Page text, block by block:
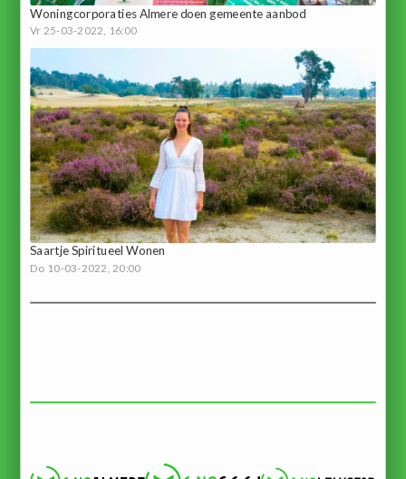
Woningcorporaties Almere doen gemeente aanbod
Vr 25-03-2022, 16:00
Saartje Spiritueel Wonen
Do 10-03-2022, 20:00